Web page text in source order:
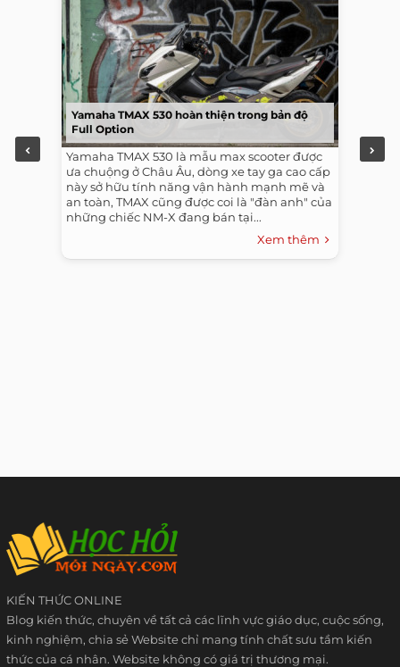
Yamaha TMAX 530 hoàn thiện trong bản độ
Full Option
Yamaha TMAX 530 là mẫu max scooter được
ưa chuộng ở Châu Âu, dòng xe tay ga cao cấp
này sở hữu tính năng vận hành mạnh mẽ và
an toàn, TMAX cũng được coi là "đàn anh" của
những chiếc NM-X đang bán tại...
Xem thêm
KIẾN THỨC ONLINE
Blog kiến thức, chuyên về tất cả các lĩnh vực giáo dục, cuộc sống,
kinh nghiệm, chia sẻ Website chỉ mang tính chất sưu tầm kiến
thức của cá nhân. Website không có giá trị thương mại.